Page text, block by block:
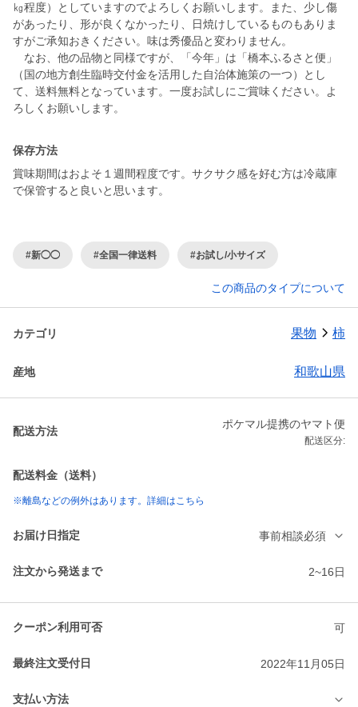
㎏程度）としていますのでよろしくお願いします。また、少し傷
があったり、形が良くなかったり、日焼けしているものもありま
すがご承知おきください。味は秀優品と変わりません。
なお、他の品物と同様ですが、「今年」は「橋本ふるさと便」
（国の地方創生臨時交付金を活用した自治体施策の一つ）とし
て、送料無料となっています。一度お試しにご賞味ください。よ
保存方法
賞味期間はおよそ１週間程度です。サクサク感を好む方は冷蔵庫
で保管すると良いと思います。
#新◯◯ #全国一律送料 #お試し/小サイズ
この商品のタイプについて
カテゴリ 果物 柿
産地 和歌山県
配送方法
ポケマル提携のヤマト便
配送区分:
配送料金（送料）
※離島などの例外はあります。詳細はこちら
お届け日指定 事前相談必須
注文から発送まで 2~16日
クーポン利用可否 可
最終注文受付日 2022年11月05日
支払い方法